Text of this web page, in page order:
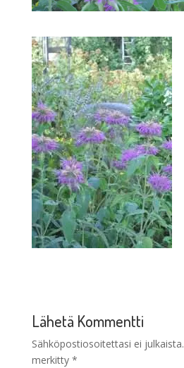
Lähetä Kommentti
Sähköpostiosoitettasi ei julkaista.
merkitty *